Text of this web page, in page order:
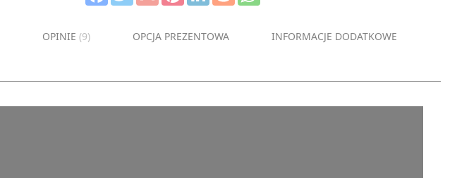
OPINIE 9 OPCJA PREZENTOWA INFORMACJE DODATKOWE